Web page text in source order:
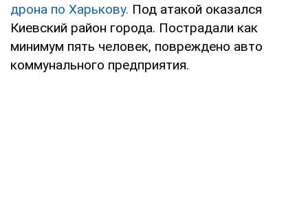
дрона по Харькову. Под атакой оказался
Киевский район города. Пострадали как
минимум пять человек, повреждено авто
коммунального предприятия.